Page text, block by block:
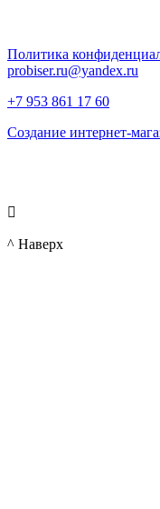
Политика
probiser.ru@yandex.ru
+7 953 861 17 60
Создание интернет-

^ Наверх